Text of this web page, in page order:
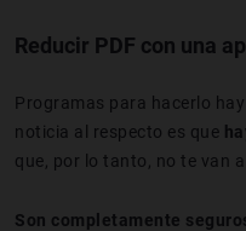
Reducir PDF con una
Programas para hacerlo
noticia al respecto es que
que, por lo tanto, no te van
Son completamente